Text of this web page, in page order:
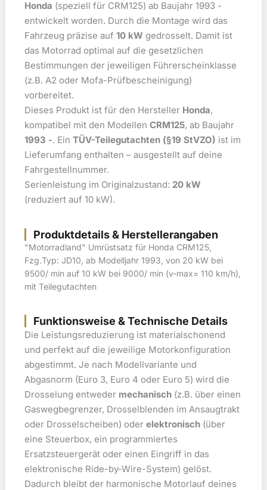
Honda (speziell für CRM125) ab Baujahr 1993 -
entwickelt worden. Durch die Montage wird das
Fahrzeug präzise auf 10 kW gedrosselt. Damit ist
das Motorrad optimal auf die gesetzlichen
Bestimmungen der jeweiligen Führerscheinklasse
(z.B. A2 oder Mofa-Prüfbescheinigung)
vorbereitet.
Dieses Produkt ist für den Hersteller Honda,
kompatibel mit den Modellen CRM125, ab Baujahr
1993 -. Ein TÜV-Teilegutachten (§19 StVZO) ist im
Lieferumfang enthalten – ausgestellt auf deine
Fahrgestellnummer.
Serienleistung im Originalzustand: 20 kW
(reduziert auf 10 kW).
Produktdetails & Herstellerangaben
"Motorradland" Umrüstsatz für Honda CRM125,
Fzg.Typ: JD10, ab Modelljahr 1993, von 20 kW bei
9500/ min auf 10 kW bei 9000/ min (v-max= 110 km/h),
mit Teilegutachten
Funktionsweise & Technische Details
Die Leistungsreduzierung ist materialschonend
und perfekt auf die jeweilige Motorkonfiguration
abgestimmt. Je nach Modellvariante und
Abgasnorm (Euro 3, Euro 4 oder Euro 5) wird die
Drosselung entweder mechanisch (z.B. über einen
Gaswegbegrenzer, Drosselblenden im Ansaugtrakt
oder Drosselscheiben) oder elektronisch (über
eine Steuerbox, ein programmiertes
Ersatzsteuergerät oder einen Eingriff in das
elektronische Ride-by-Wire-System) gelöst.
Dadurch bleibt der harmonische Motorlauf deines